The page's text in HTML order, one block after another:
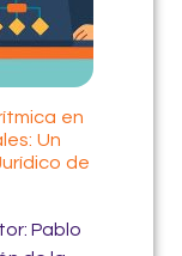
en
Un
de
Pablo